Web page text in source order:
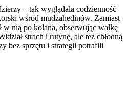
– tak wyglądała codzienność
wśród mudżahedinów. Zamiast
w nią po kolana, obserwując walkę
strach i rutynę, ale też chłodną
bez sprzętu i strategii potrafili